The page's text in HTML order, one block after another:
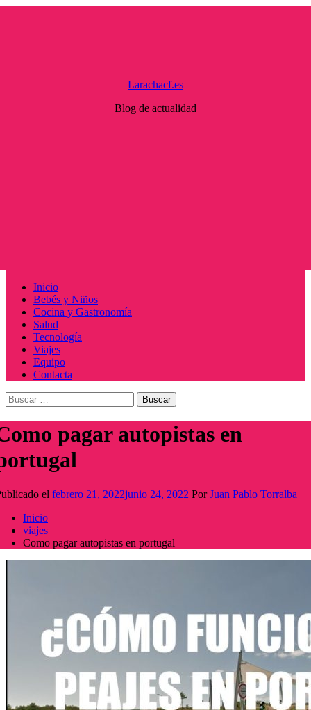
Larachacf.es
Blog de actualidad
Menú
principal
Inicio
Bebés y Niños
Cocina y Gastronomía
Salud
Tecnología
Viajes
Equipo
Contacta
Buscar:
pagar autopistas en
el febrero 21, 2022junio 24, 2022 PorJuan Pablo Torralba
Inicio
viajes
Como pagar autopistas en portugal